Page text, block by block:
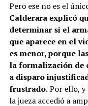
Pero ese no es el
Calderara explicó
determinar si el
que aparece en el
es menor, porque
la formalización de
a disparo
frustrado.Por ello, y
la jueza accedió a